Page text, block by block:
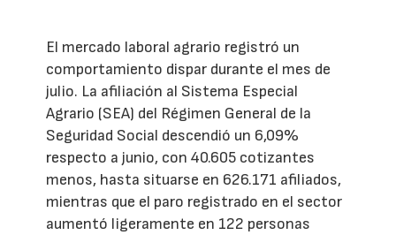
El mercado laboral agrario registró un
comportamiento dispar durante el mes de
julio. La afiliación al Sistema Especial
Agrario (SEA) del Régimen General de la
Seguridad Social descendió un 6,09%
respecto a junio, con 40.605 cotizantes
menos, hasta situarse en 626.171 afiliados,
mientras que el paro registrado en el sector
aumentó ligeramente en 122 personas